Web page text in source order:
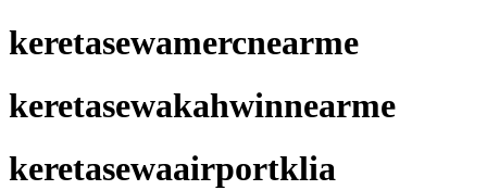
keretasewamercnearme
keretasewakahwinnearme
keretasewaairportklia